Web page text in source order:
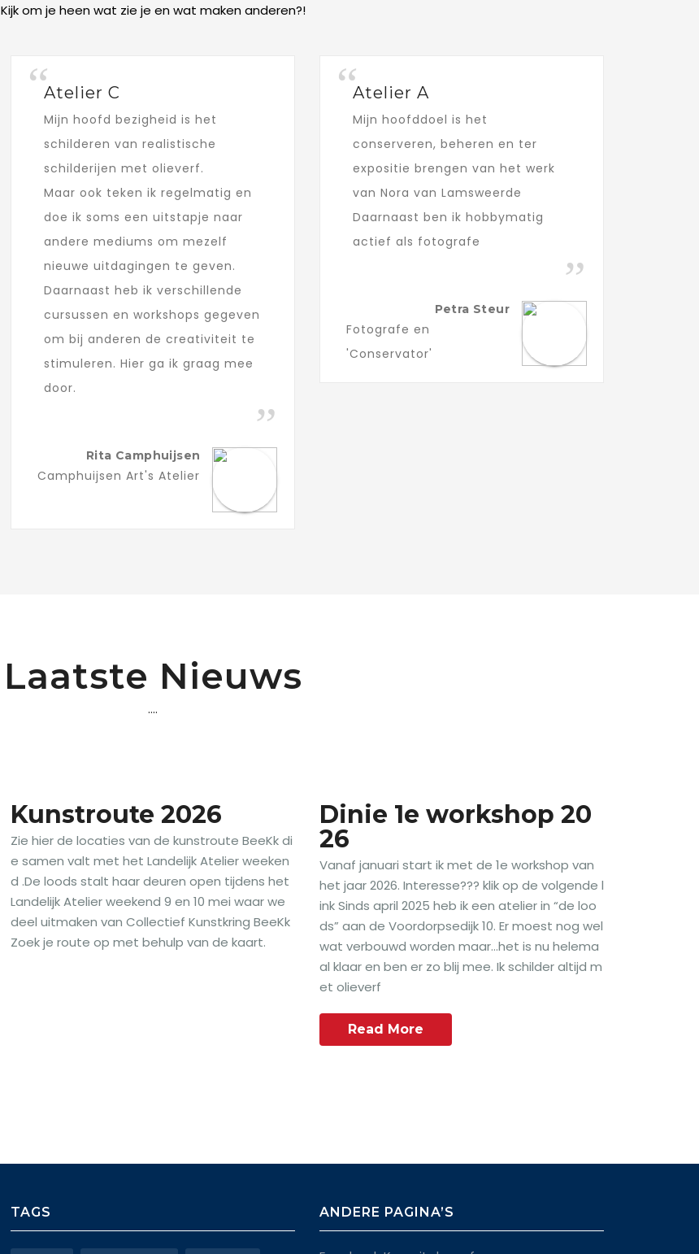
Kijk om je heen wat zie je en wat maken anderen?!
Atelier C
Mijn hoofd bezigheid is het
schilderen van realistische
schilderijen met olieverf.
Maar ook teken ik regelmatig en
doe ik soms een uitstapje naar
andere mediums om mezelf
nieuwe uitdagingen te geven.
Daarnaast heb ik verschillende
cursussen en workshops gegeven
om bij anderen de creativiteit te
stimuleren. Hier ga ik graag mee
door.
Rita Camphuijsen
Camphuijsen Art's Atelier
Atelier A
Mijn hoofddoel is het
conserveren, beheren en ter
expositie brengen van het werk
van Nora van Lamsweerde
Daarnaast ben ik hobbymatig
actief als fotografe
Petra Steur
Fotografe en
'Conservator'
Laatste Nieuws
....
Kunstroute 2026
Zie hier de locaties van de kunstroute BeeKk di
e samen valt met het Landelijk Atelier weeken
d .De loods stalt haar deuren open tijdens het
Landelijk Atelier weekend 9 en 10 mei waar we
deel uitmaken van Collectief Kunstkring BeeKk
Zoek je route op met behulp van de kaart.
Dinie 1e workshop 20
26
Vanaf januari start ik met de 1e workshop van
het jaar 2026. Interesse??? klik op de volgende l
ink Sinds april 2025 heb ik een atelier in “de loo
ds” aan de Voordorpsedijk 10. Er moest nog wel
wat verbouwd worden maar…het is nu helema
al klaar en ben er zo blij mee. Ik schilder altijd m
et olieverf
Read More
TAGS ANDERE PAGINA’S